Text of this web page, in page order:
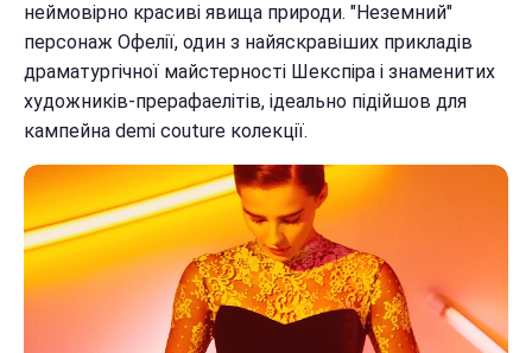
неймовірно красиві явища природи. "Неземний"
персонаж Офелії, один з найяскравіших прикладів
драматургічної майстерності Шекспіра і знаменитих
художників-прерафаелітів, ідеально підійшов для
кампейна demi couture колекції.